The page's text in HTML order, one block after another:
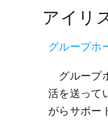
アイリ
グループホ
グループ
活を送って
がらサポー